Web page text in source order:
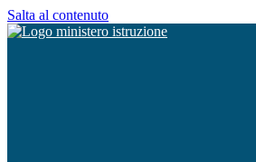
Salta al contenuto